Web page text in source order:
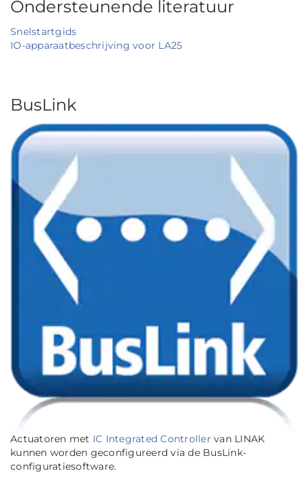
Ondersteunende literatuur
Snelstartgids
IO-apparaatbeschrijving voor LA25
BusLink
Actuatoren met IC Integrated Controller van LINAK
kunnen worden geconfigureerd via de BusLink-
configuratiesoftware.